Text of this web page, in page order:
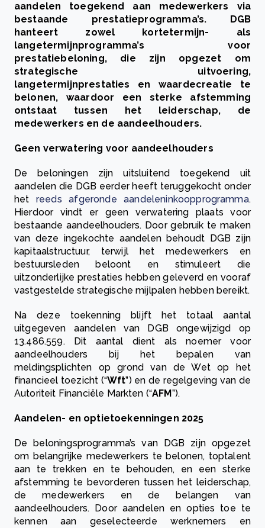
aandelen toegekend aan medewerkers via
bestaande prestatieprogramma’s. DGB
hanteert zowel kortetermijn- als
langetermijnprogramma’s voor
prestatiebeloning, die zijn opgezet om
strategische uitvoering,
langetermijnprestaties en waardecreatie te
belonen, waardoor een sterke afstemming
ontstaat tussen het leiderschap, de
medewerkers en de aandeelhouders.
Geen verwatering voor aandeelhouders
De beloningen zijn uitsluitend toegekend uit
aandelen die DGB eerder heeft teruggekocht onder
het reeds afgeronde aandeleninkoopprogramma.
Hierdoor vindt er geen verwatering plaats voor
bestaande aandeelhouders. Door gebruik te maken
van deze ingekochte aandelen behoudt DGB zijn
kapitaalstructuur, terwijl het medewerkers en
bestuursleden beloont en stimuleert die
uitzonderlijke prestaties hebben geleverd en vooraf
vastgestelde strategische mijlpalen hebben bereikt.
Na deze toekenning blijft het totaal aantal
uitgegeven aandelen van DGB ongewijzigd op
13.486.559. Dit aantal dient als noemer voor
aandeelhouders bij het bepalen van
meldingsplichten op grond van de Wet op het
financieel toezicht (“Wft”) en de regelgeving van de
Autoriteit Financiële Markten (“AFM ”).
Aandelen- en optietoekenningen 2025
De beloningsprogramma’s van DGB zijn opgezet
om belangrijke medewerkers te belonen, toptalent
aan te trekken en te behouden, en een sterke
afstemming te bevorderen tussen het leiderschap,
de medewerkers en de belangen van
aandeelhouders. Door aandelen en opties toe te
kennen aan geselecteerde werknemers en